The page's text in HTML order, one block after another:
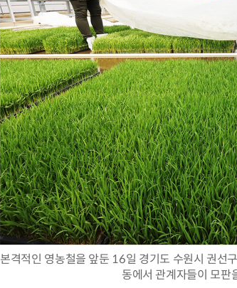
본격적인 영농철을 앞둔 16일 경기도 수원시 권선
동에서 관계자들이 모판
모든 업무 담당자(비개발자)를 위한 온톨로지 기반 AI 지식체계 설계 1-day 워크숍